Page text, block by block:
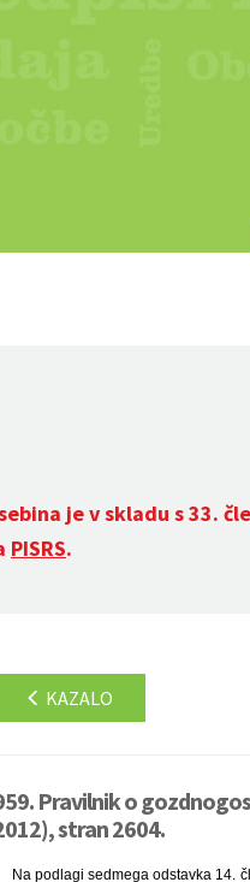
je v skladu s 33.
PISRS.
KAZALO
Pravilnik o
stran 2604.
Na podlagi sedmega odstavka 14.